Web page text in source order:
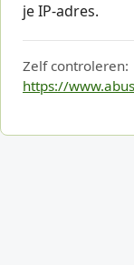
je IP-adres.
Zelf controleren:
https://